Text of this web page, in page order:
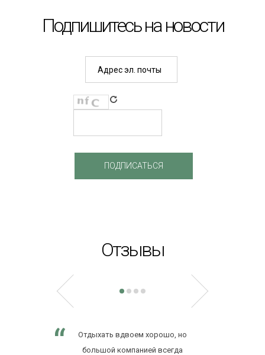
Подпишитесь на новости
Отзывы
Отдыхать вдвоем хорошо, но
большой компанией всегда